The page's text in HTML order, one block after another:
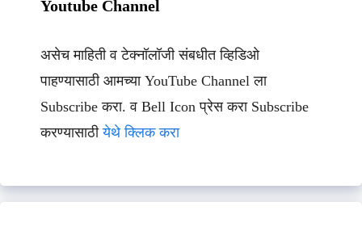
Youtube Channel
असेच माहिती व टेक्नॉलॉजी संबधीत व्हिडिओ
पाहण्यासाठी आमच्या YouTube Channel ला
Subscribe करा. व Bell Icon प्रेस करा Subscribe
करण्यासाठीयेथे क्लिक करा